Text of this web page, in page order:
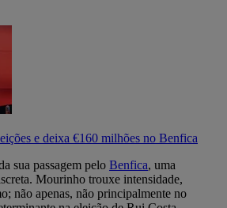
e deixa €160 milhões no Benfica
sua passagem pelo Benfica, uma
Mourinho trouxe intensidade,
não apenas, não principalmente no